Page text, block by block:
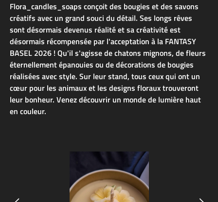
Flora_candles_soaps conçoit des bougies et des savons
créatifs avec un grand souci du détail. Ses longs rêves
sont désormais devenus réalité et sa créativité est
désormais récompensée par l'acceptation à la FANTASY
BASEL 2026 ! Qu'il s'agisse de chatons mignons, de fleurs
éternellement épanouies ou de décorations de bougies
réalisées avec style. Sur leur stand, tous ceux qui ont un
cœur pour les animaux et les designs floraux trouveront
leur bonheur. Venez découvrir un monde de lumière haut
en couleur.